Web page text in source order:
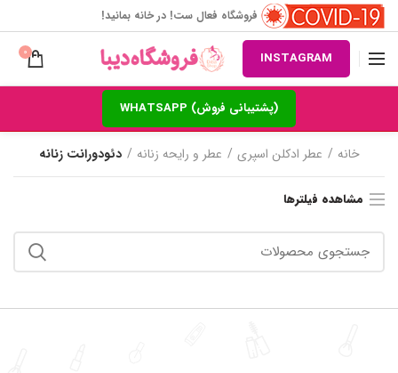
فروشگاه فعال ست! در خانه بمانید!
INSTAGRAM
0
(پشتیبانی فروش) WHATSAPP
خانه عطر ادکلن اسپری عطر و رایحه زنانه دئودورانت زنانه
مشاهده فیلترها